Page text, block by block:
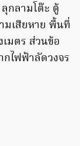
กลามโต๊ะ ตู้
มเสียหาย พื้นที่
มตร ส่วนข้อ
ไฟฟ้าลัดวงจร